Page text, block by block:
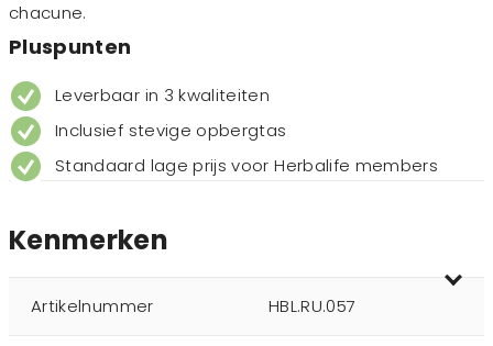
chacune.
Pluspunten
Leverbaar in 3 kwaliteiten
Inclusief stevige opbergtas
Standaard lage prijs voor Herbalife members
Kenmerken
Artikelnummer HBL.RU.057